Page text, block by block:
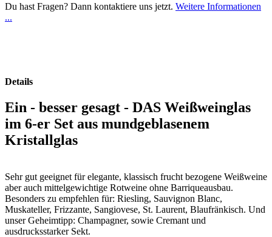
Du hast Fragen? Dann kontaktiere uns jetzt. Weitere Informationen
...
Details
Ein - besser gesagt - DAS Weißweinglas
im 6-er Set aus mundgeblasenem
Kristallglas
Sehr gut geeignet für elegante, klassisch frucht bezogene Weißweine
aber auch mittelgewichtige Rotweine ohne Barriqueausbau.
Besonders zu empfehlen für: Riesling, Sauvignon Blanc,
Muskateller, Frizzante, Sangiovese, St. Laurent, Blaufränkisch. Und
unser Geheimtipp: Champagner, sowie Cremant und
ausdrucksstarker Sekt.